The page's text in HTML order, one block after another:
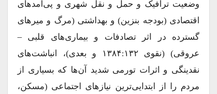
وضعیت ترافیک و حمل و نقل شهری و پی‌آمدهای
اقتصادی (بودجه بنزین) و بهداشتی (مرگ و میرهای
گسترده در اثر تصادفات و بیماری‌های قلبی –
عروقی) (نقوی ۱۳۸۴:۱۳۲ و بعدی)، انباشت‌های
نقدینگی و اثرات تورمی شدید آن‌ها که بسیاری از
مردم را از ابتدایی‌ترین نیازهای اجتماعی (مسکن،